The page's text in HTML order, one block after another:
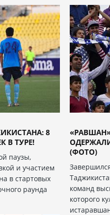
8
В ТУРЕ!
паузы,
и участием
в стартовых
раунда
(ФОТО)
команд
которого